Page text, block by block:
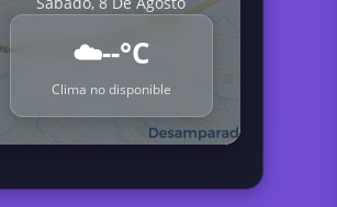
☁️--°C
Clima no disponible